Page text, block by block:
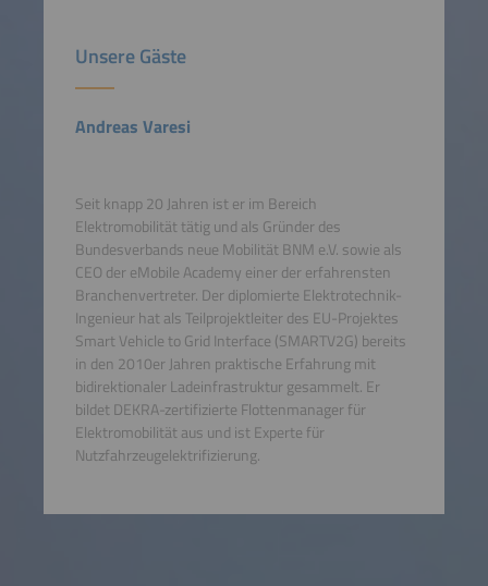
Unsere Gäste
Andreas Varesi
Seit knapp 20 Jahren ist er im Bereich
Elektromobilität tätig und als Gründer des
Bundesverbands neue Mobilität BNM e.V. sowie als
CEO der eMobile Academy einer der erfahrensten
Branchenvertreter. Der diplomierte Elektrotechnik-
Ingenieur hat als Teilprojektleiter des EU-Projektes
Smart Vehicle to Grid Interface (SMARTV2G) bereits
in den 2010er Jahren praktische Erfahrung mit
bidirektionaler Ladeinfrastruktur gesammelt. Er
bildet DEKRA-zertifizierte Flottenmanager für
Elektromobilität aus und ist Experte für
Nutzfahrzeugelektrifizierung.